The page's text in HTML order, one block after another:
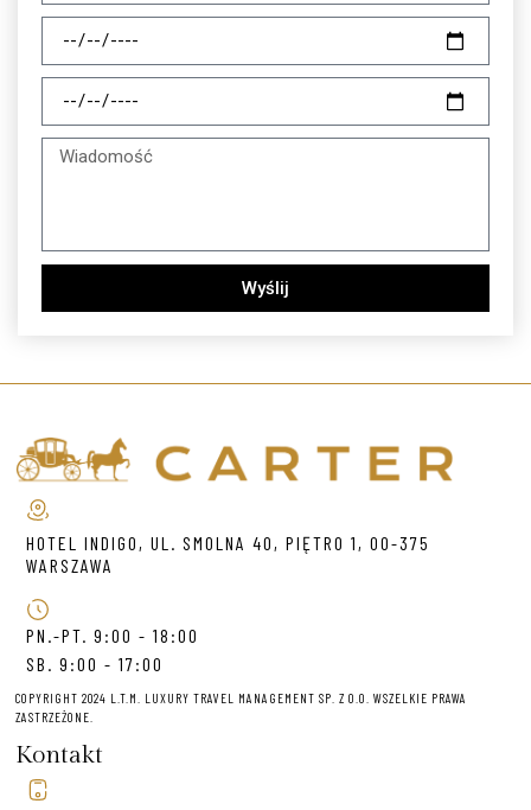
Wyślij
HOTEL INDIGO, UL. SMOLNA 40, PIĘTRO 1, 00-375
WARSZAWA
PN.-PT. 9:00 - 18:00
SB. 9:00 - 17:00
COPYRIGHT 2024 L.T.M. LUXURY TRAVEL MANAGEMENT SP. Z O.O. WSZELKIE PRAWA
ZASTRZEŻONE.
Kontakt